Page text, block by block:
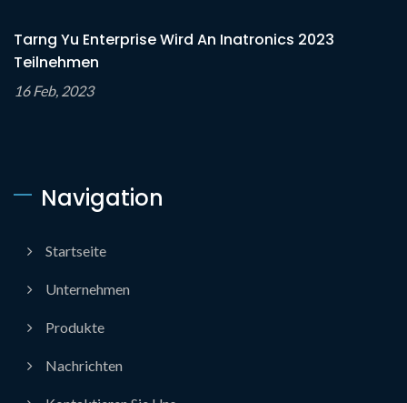
Tarng Yu Enterprise Wird An Inatronics 2023
Teilnehmen
16 Feb, 2023
Navigation
Startseite
Unternehmen
Produkte
Nachrichten